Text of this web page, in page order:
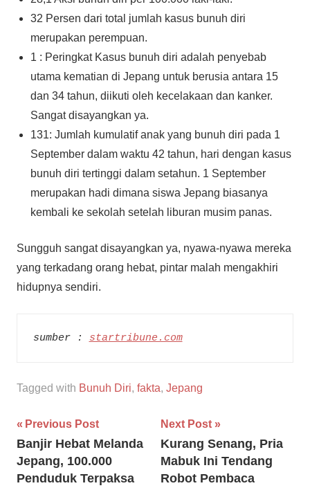
32 Persen dari total jumlah kasus bunuh diri
merupakan perempuan.
1 : Peringkat Kasus bunuh diri adalah penyebab
utama kematian di Jepang untuk berusia antara 15
dan 34 tahun, diikuti oleh kecelakaan dan kanker.
Sangat disayangkan ya.
131: Jumlah kumulatif anak yang bunuh diri pada 1
September dalam waktu 42 tahun, hari dengan kasus
bunuh diri tertinggi dalam setahun. 1 September
merupakan hadi dimana siswa Jepang biasanya
kembali ke sekolah setelah liburan musim panas.
Sungguh sangat disayangkan ya, nyawa-nyawa mereka
yang terkadang orang hebat, pintar malah mengakhiri
hidupnya sendiri.
sumber : startribune.com
Tagged with Bunuh Diri, fakta, Jepang
Post
navigation
Previous Post
Banjir Hebat Melanda
Jepang, 100.000
Penduduk Terpaksa
Next Post
Kurang Senang, Pria
Mabuk Ini Tendang
Robot Pembaca